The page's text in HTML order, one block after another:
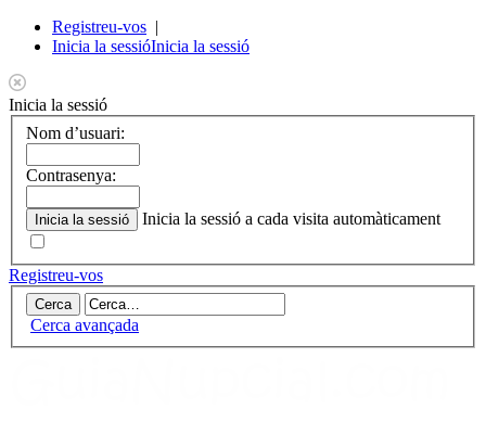
Registreu-vos |
Inicia la sessióInicia la sessió
Inicia la sessió
Nom d’usuari:
Contrasenya:
Inicia la sessió a cada visita automàticament
Registreu-vos
Cerca avançada